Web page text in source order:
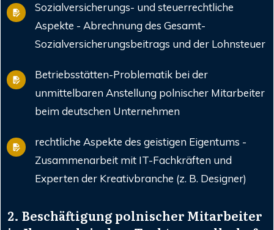
Sozialversicherungs- und steuerrechtliche
Aspekte - Abrechnung des Gesamt-
Sozialversicherungsbeitrags und der Lohnsteuer
Betriebsstätten-Problematik bei der
unmittelbaren Anstellung polnischer Mitarbeiter
beim deutschen Unternehmen
rechtliche Aspekte des geistigen Eigentums -
Zusammenarbeit mit IT-Fachkräften und
Experten der Kreativbranche (z. B. Designer)
2. Beschäftigung polnischer Mitarbeiter